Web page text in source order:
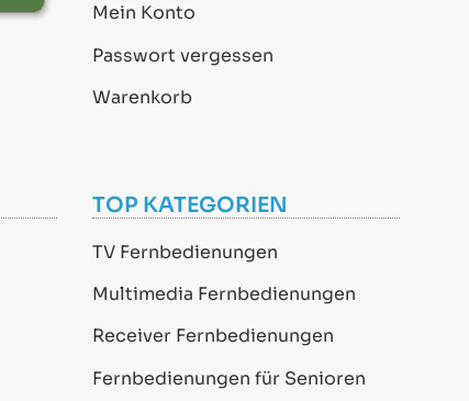
Mein Konto
Passwort vergessen
Warenkorb
TOP KATEGORIEN
TV Fernbedienungen
Multimedia Fernbedienungen
Receiver Fernbedienungen
Fernbedienungen für Senioren